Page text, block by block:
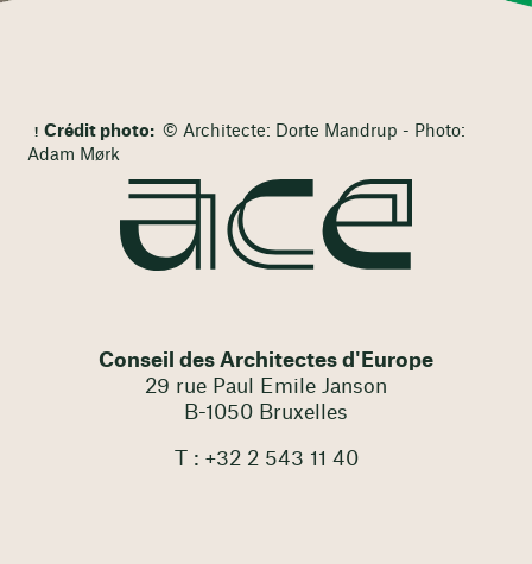
Crédit photo: © Architecte: Dorte Mandrup - Photo:
Adam Mørk
Conseil des Architectes d'Europe
29 rue Paul Emile Janson
B-1050 Bruxelles
T : +32 2 543 11 40